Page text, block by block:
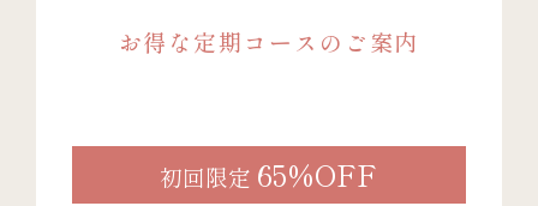
お得な定期コースのご案内
初回限定 65%OFF